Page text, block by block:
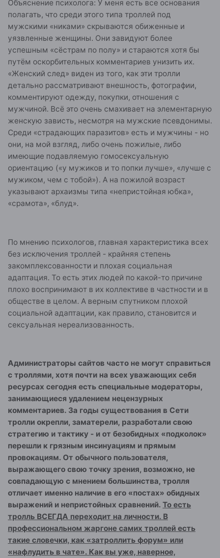
Объяснение психолога: У меня есть все основания
полагать, что среди этого типа троллей под
мужскими «никами» скрываются обиженные и
уязвленные женщины. Они завидуют более
успешным «сёстрам по полу» и стараются хотя бы
путём оскорбительных комментариев унизить их.
«Женский след» виден из того, как эти тролли
детально рассматривают внешность, фотографии,
комментируют одежду, покупки, отношения с
мужчиной. Всё это очень смахивает на элементарную
женскую зависть, несмотря на мужские псевдонимы.
Среди «страдающих паразитов» есть и мужчины - но
они, на мой взгляд, либо очень пожилые, либо
имеющие подавляемую гомосексуальную
ориентацию («у мужиков и то попки лучше», «лучше с
мужиком, чем с тобой»). А на пожилой возраст
указывают архаизмы типа «непристойная юбка»,
«срамота», «блуд».
По мнению психологов, главная характеристика всех
без исключения троллей - крайняя степень
закомплексованности и плохая социальная
адаптация. То есть этих людей по какой-то причине
плохо воспринимают в их коллективе в частности и в
обществе в целом. А верным спутником плохой
социальной адаптации, как правило, становится и
сексуальная нереализованность.
Администраторы сайтов часто не могут справиться
с троллями, хотя почти на всех уважающих себя
ресурсах сегодня есть специальные модераторы,
занимающиеся удалением нецензурных
комментариев. За годы существования в Сети
тролли окрепли, заматерели, разработали свою
стратегию и тактику - и от безобидных «подколок»
перешли к грязным инсинуациям и прямым
провокациям. От обычного пользователя,
выражающего свою точку зрения, возможно, не
совпадающую с мнением большинства, тролля
отличает именно наличие в его «постах» обидных
выражений и непристойных сравнений. То есть
тролль ВСЕГДА переходит на личности. В
профессиональном жаргоне самих троллей есть
такие словечки, как «затроллить форум» или
«нафлудить в чате». Как вы уже, наверное,